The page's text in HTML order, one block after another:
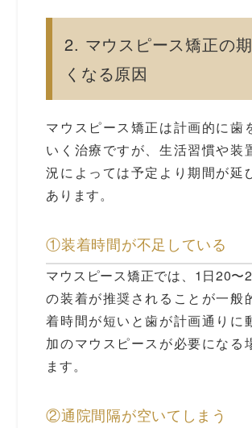
2. マウスピース矯正の
くなる原因
マウスピース矯正は計画的に歯
いく治療ですが、生活習慣や装
況によっては予定より期間が延
あります。
①装着時間が不足している
マウスピース矯正では、1日20〜
の装着が推奨されることが一般
着時間が短いと歯が計画通りに
加のマウスピースが必要になる
ます。
②通院間隔が空いてしまう